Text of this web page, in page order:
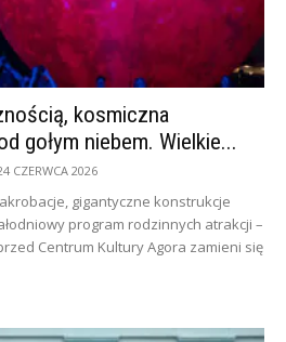
kosmiczna
gołym niebem. Wielkie...
CZERWCA 2026
gigantyczne konstrukcje
program rodzinnych atrakcji –
Centrum Kultury Agora zamieni się